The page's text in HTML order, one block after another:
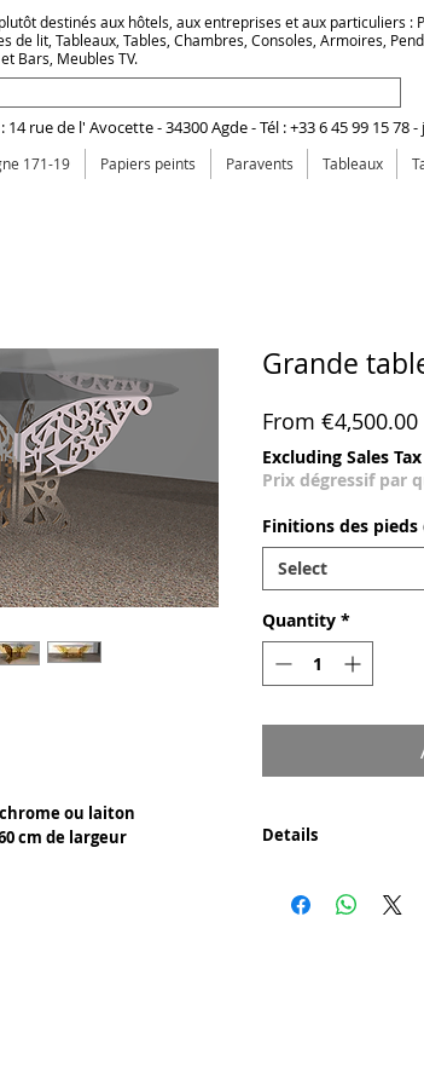
destinés aux hôtels, aux entreprises et aux particuliers :
de lit, Tableaux, Tables, Chambres, Consoles, Armoires,
Bars, Meubles TV.
rue de l' Avocette - 34300 Agde - Tél : +33 6 45 99 15 78 -
171-19 Papiers peints Paravents Tableaux
ou laiton
cm de largeur
Grande
From €4,500.00
Excluding Sales Tax
Prix dégressif par
Finitions des pieds
Select
Quantity *
Details
- Placage métal